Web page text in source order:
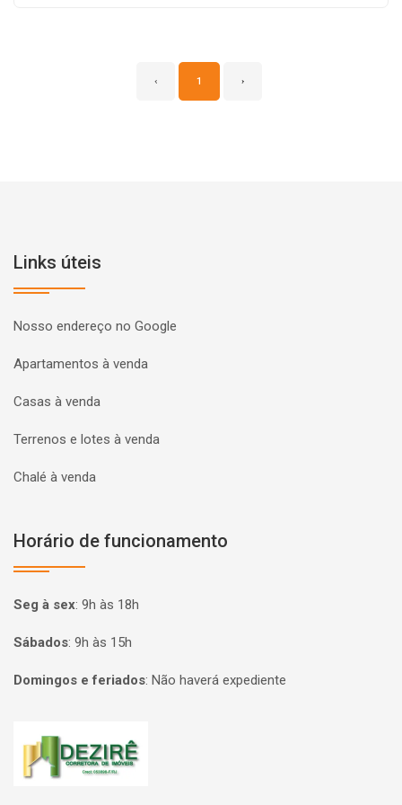
‹ 1 ›
Links úteis
Nosso endereço no Google
Apartamentos à venda
Casas à venda
Terrenos e lotes à venda
Chalé à venda
Horário de funcionamento
Seg à sex: 9h às 18h
Sábados: 9h às 15h
Domingos e feriados: Não haverá expediente
Página inicial